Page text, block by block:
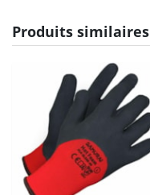
Produits similaires